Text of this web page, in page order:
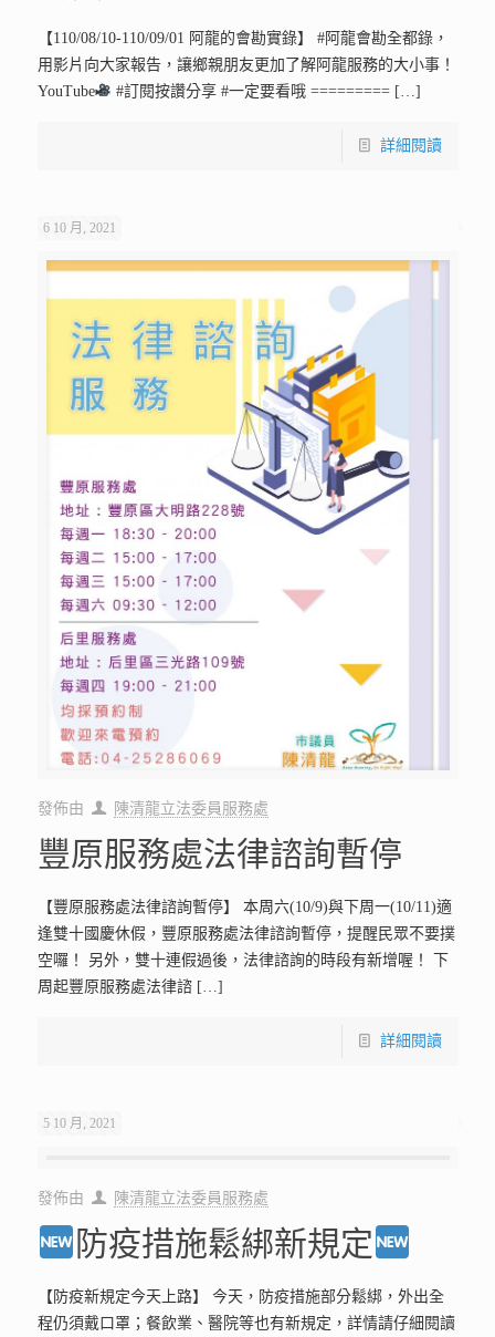
【110/08/10-110/09/01 阿龍的會勘實錄】 #阿龍會勘全都錄，
用影片向大家報告，讓鄉親朋友更加了解阿龍服務的大小事！
YouTube
#訂閱按讚分享 #一定要看哦 ========= […]
詳細閱讀
6 10 月, 2021
發佈由 陳清龍立法委員服務處
豐原服務處法律諮詢暫停
【豐原服務處法律諮詢暫停】 本周六(10/9)與下周一(10/11)適
逢雙十國慶休假，豐原服務處法律諮詢暫停，提醒民眾不要撲
空囉！ 另外，雙十連假過後，法律諮詢的時段有新增喔！ 下
周起豐原服務處法律諮[…]
詳細閱讀
5 10 月, 2021
發佈由 陳清龍立法委員服務處
防疫措施鬆綁新規定
【防疫新規定今天上路】 今天，防疫措施部分鬆綁，外出全
程仍須戴口罩；餐飲業、醫院等也有新規定，詳情請仔細閱讀